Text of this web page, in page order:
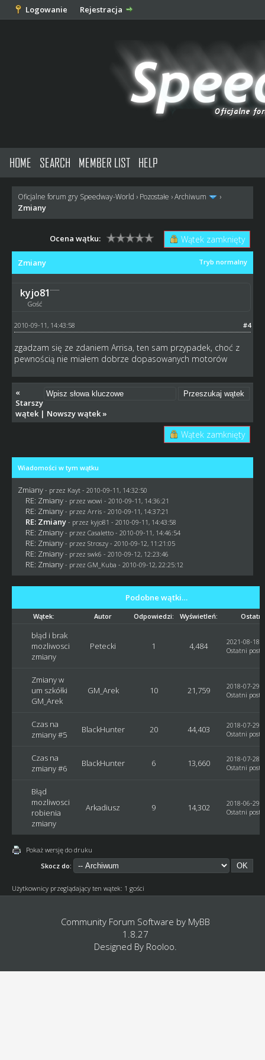
Logowanie Rejestracja
HOME SEARCH MEMBER LIST HELP
Oficjalne forum gry Speedway-World › Pozostałe ›Archiwum ›
Zmiany
Wątek zamknięty
Ocena wątku:
Tryb normalny
Zmiany
kyjo81
Gość
#4
2010-09-11, 14:43:58
zgadzam się ze zdaniem Arrisa, ten sam przypadek, choć z
pewnością nie miałem dobrze dopasowanych motorów
«
Starszy
wątek| Nowszy wątek»
Wątek zamknięty
Wiadomości w tym wątku
Zmiany - przez Kayt- 2010-09-11, 14:32:50
RE: Zmiany - przez wowi - 2010-09-11, 14:36:21
RE: Zmiany - przez Arris - 2010-09-11, 14:37:21
RE: Zmiany - przez kyjo81 - 2010-09-11, 14:43:58
RE: Zmiany - przez Casaletto- 2010-09-11, 14:46:54
RE: Zmiany - przez Stroszy- 2010-09-12, 11:21:05
RE: Zmiany - przez swk6 - 2010-09-12, 12:23:46
RE: Zmiany - przez GM_Kuba - 2010-09-12, 22:25:12
Podobne wątki…
Wątek: Autor Odpowiedzi: Wyświetleń:
błąd i brak
mozliwosci
zmiany
Petecki 1 4,484
2021-08-18,
Ostatni post
Zmiany w
um szkółki
GM_Arek
GM_Arek 10 21,759
2018-07-29,
Ostatni post
Czas na
zmiany #5
BlackHunter 20 44,403
2018-07-29,
Ostatni post
Czas na
zmiany #6
BlackHunter 6 13,660
2018-07-28,
Ostatni post
Błąd
mozliwosci
robienia
zmiany
Arkadiusz 9 14,302
2018-06-29,
Ostatni post
Pokaż wersję do druku
Skocz do:
Użytkownicy przeglądający ten wątek: 1 gości
Community Forum Software by MyBB
1.8.27
Designed By Rooloo